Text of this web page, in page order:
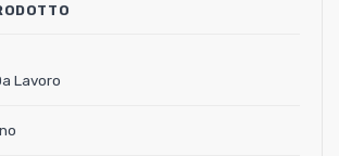
Lavoro